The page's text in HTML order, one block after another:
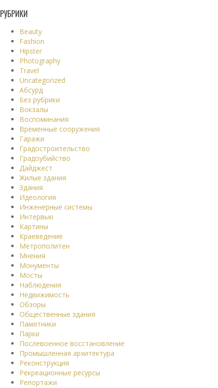
РУБРИКИ
Beauty
Fashion
Hipster
Photography
Travel
Uncategorized
Абсурд
Без рубрики
Вокзалы
Воспоминания
Временные сооружения
Гаражи
Градостроительство
Градоубийство
Дайджест
Жилые здания
Здания
Идеология
Инженерные системы
Интервью
Картины
Краеведение
Метрополитен
Мнения
Монументы
Мосты
Наблюдения
Недвижимость
Обзоры
Общественные здания
Памятники
Парки
Послевоенное восстановление
Промышленная архитектура
Реконструкция
Рекреационные ресурсы
Репортажи